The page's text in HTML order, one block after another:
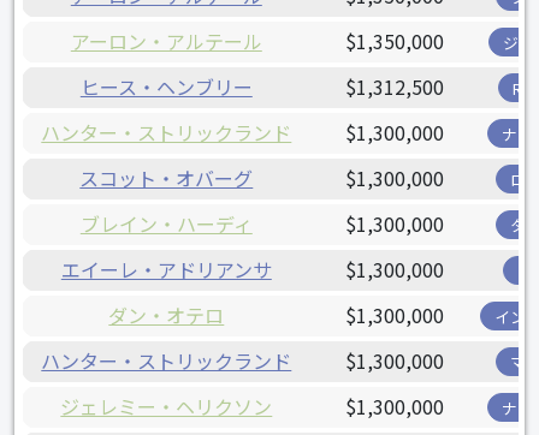
アーロン・アルテール $1,350,000 ジャ
ヒース・ヘンブリー $1,312,500 R
ハンター・ストリックランド $1,300,000 ナシ
スコット・オバーグ $1,300,000 ロ
ブレイン・ハーディ $1,300,000 タ
エイーレ・アドリアンサ $1,300,000
ダン・オテロ $1,300,000 イン
ハンター・ストリックランド $1,300,000 マ
ジェレミー・ヘリクソン $1,300,000 ナシ